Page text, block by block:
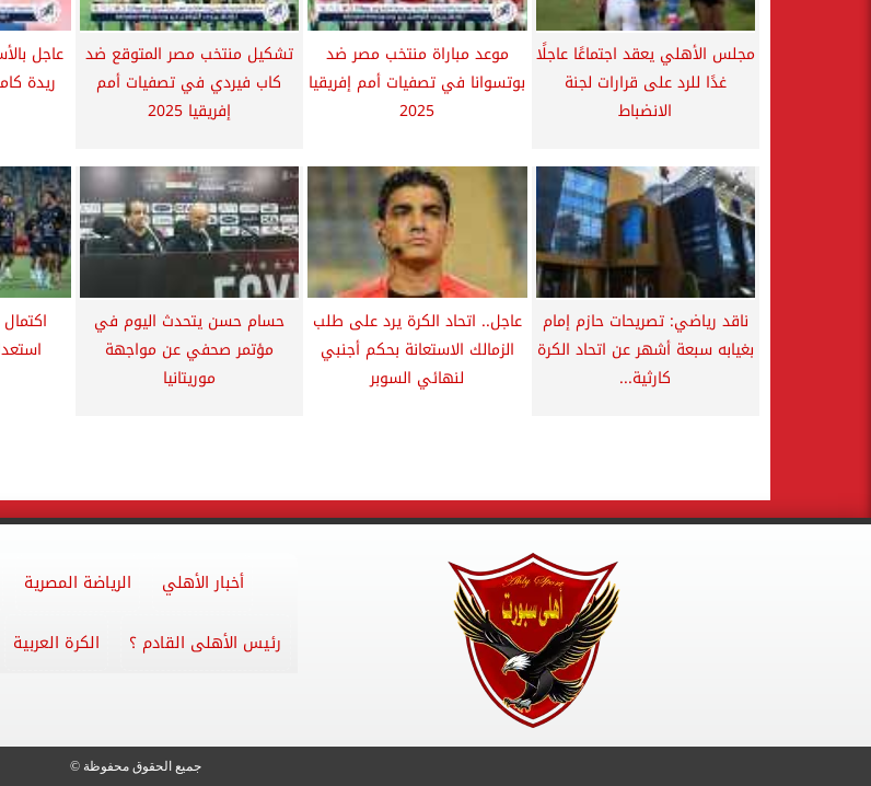
مجلس الأهلي يعقد اجتماعًا عاجلًا
غدًا للرد على قرارات لجنة
الانضباط
موعد مباراة منتخب مصر ضد
بوتسوانا في تصفيات أمم إفريقيا
2025
تشكيل منتخب مصر المتوقع ضد
كاب فيردي في تصفيات أمم
إفريقيا 2025
عاجل
ريدة
ناقد رياضي: تصريحات حازم إمام
بغيابه سبعة أشهر عن اتحاد الكرة
كارثية...
عاجل.. اتحاد الكرة يرد على طلب
الزمالك الاستعانة بحكم أجنبي
لنهائي السوبر
حسام حسن يتحدث اليوم في
مؤتمر صحفي عن مواجهة
موريتانيا
أخبار الأهلي الرياضة المصرية
رئيس الأهلى القادم ؟ الكرة العربية
جميع الحقوق محفوظة ©